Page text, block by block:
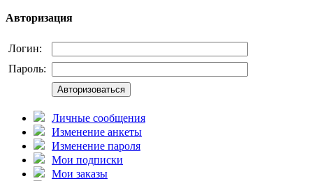
Авторизация
Логин:
Пароль:
Авторизоваться
Личные сообщения
Изменение анкеты
Изменение пароля
Мои подписки
Мои заказы